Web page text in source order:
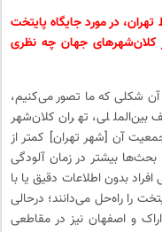
در مورد جایگاه پایتخت
کلان‌شهرهای جهان چه نظری
آن شکلی که ما تصور می‌کنیم،
تهران کلان‌شهر
آن [شهر تهران] کمتر از
بحث‌ها بیشتر در زمان آلودگی
بدون اطلاعات دقیق یا با
را راه‌حل می‌دانند؛ درحالی
و اصفهان نیز در مقاطعی